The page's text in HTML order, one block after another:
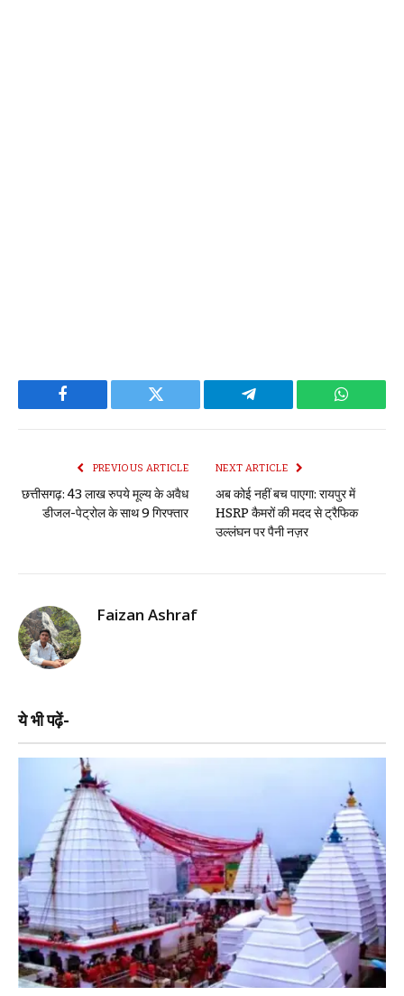
Facebook Twitter Telegram
PREVIOUS ARTICLE
छत्तीसगढ़: 43 लाख रुपये मूल्य के अवैध
डीजल-पेट्रोल के साथ 9 गिरफ्तार
NEXT ARTICLE
अब कोई नहीं बच पाएगा: रायपुर में
HSRP कैमरों की मदद से ट्रैफिक
उल्लंघन पर पैनी नज़र
Faizan Ashraf
ये भी पढ़ें-